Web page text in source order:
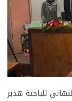
للباحثة هدير